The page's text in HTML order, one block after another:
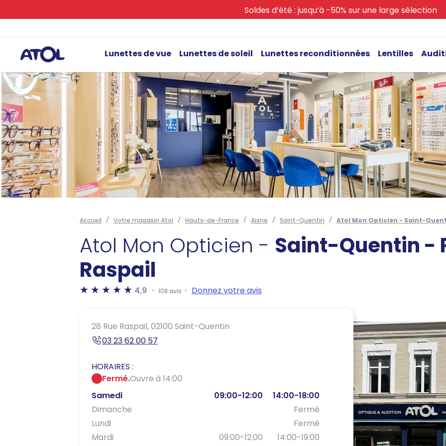
Soldes d’été : jusqu’à -50% sur une large sélection
Lunettes de vue Lunettes de soleil Lunettes reconditionnées Lentilles
Accueil Votre magasin Atol Hauts-de-France Aisne Saint-Quentin Atol Mon Opticien - Saint-
Atol Mon Opticien - Saint-Quentin -
Raspail
4,9 108 avis Donnez votre avis
28 Rue Raspail,02100 Saint-Quentin
03 23 62 00 57
HORAIRES :
Fermé.Ouvre à 14:00
Samedi
09:00-12:00
14:00-18:00
Dimanche
Fermé
Lundi
Fermé
Mardi
09:00-12:00
14:00-19:00